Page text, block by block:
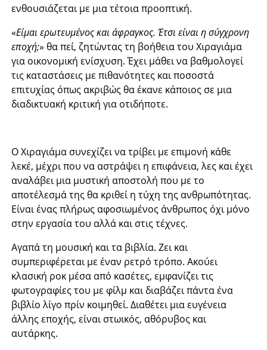
ενθουσιάζεται με μια τέτοια προοπτική.
«Είμαι ερωτευμένος και άφραγκος. Έτσι είναι η σύγχρονη
εποχή;» θα πεί, ζητώντας τη βοήθεια του Χιραγιάμα
για οικονομική ενίσχυση. Έχει μάθει να βαθμολογεί
τις καταστάσεις με πιθανότητες και ποσοστά
επιτυχίας όπως ακριβώς θα έκανε κάποιος σε μια
διαδικτυακή κριτική για οτιδήποτε.
Ο Χιραγιάμα συνεχίζει να τρίβει με επιμονή κάθε
λεκέ, μέχρι που να αστράψει η επιφάνεια, λες και έχει
αναλάβει μια μυστική αποστολή που με το
αποτέλεσμά της θα κριθεί η τύχη της ανθρωπότητας.
Είναι ένας πλήρως αφοσιωμένος άνθρωπος όχι μόνο
στην εργασία του αλλά και στις τέχνες.
Αγαπά τη μουσική και τα βιβλία. Ζει και
συμπεριφέρεται με έναν ρετρό τρόπο. Ακούει
κλασική ροκ μέσα από κασέτες, εμφανίζει τις
φωτογραφίες του με φίλμ και διαβάζει πάντα ένα
βιβλίο λίγο πρίν κοιμηθεί. Διαθέτει μια ευγένεια
άλλης εποχής, είναι στωικός, αθόρυβος και
αυτάρκης.